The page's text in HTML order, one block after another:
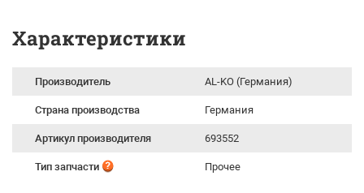
Характеристики
Производитель AL-KO (Германия)
Страна производства Германия
Артикул производителя 693552
Тип запчасти Прочее